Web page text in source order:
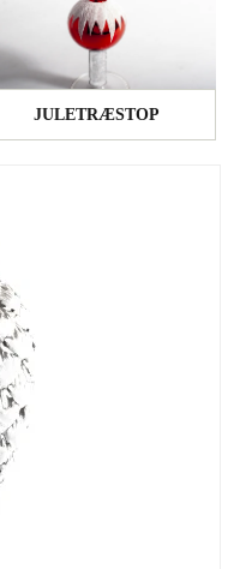
JULETRÆSTOP